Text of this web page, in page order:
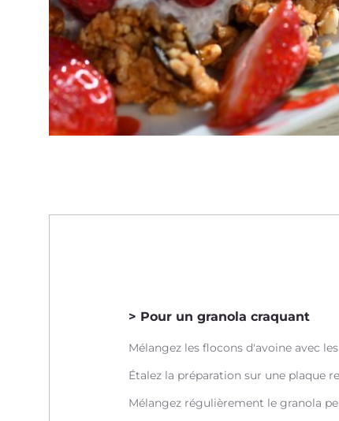
Pour un granola craquant
Mélangez les flocons d'avoine avec
Étalez la préparation sur une plaque
Mélangez régulièrement le granola